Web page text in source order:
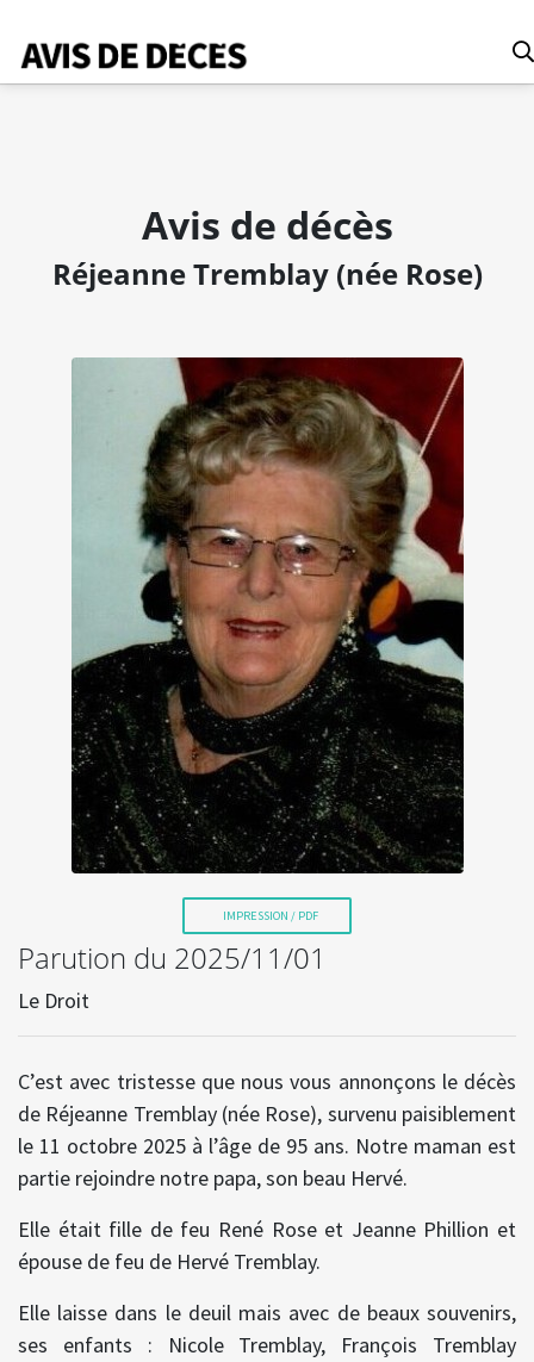
Date
Avis de décès
Le Soleil
Le Droit
La Tribune
Le Nouvelliste
Le Quotidien
La Voix de l'Est
Avis de décès
Réjeanne Tremblay (née Rose)
IMPRESSION / PDF
Parution du 2025/11/01
Le Droit
C’est avec tristesse que nous vous annonçons le décès
de Réjeanne Tremblay (née Rose), survenu paisiblement
le 11 octobre 2025 à l’âge de 95 ans. Notre maman est
partie rejoindre notre papa, son beau Hervé.
Elle était fille de feu René Rose et Jeanne Phillion et
épouse de feu de Hervé Tremblay.
Elle laisse dans le deuil mais avec de beaux souvenirs,
ses enfants : Nicole Tremblay, François Tremblay